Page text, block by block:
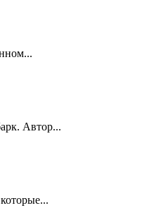
Автор...